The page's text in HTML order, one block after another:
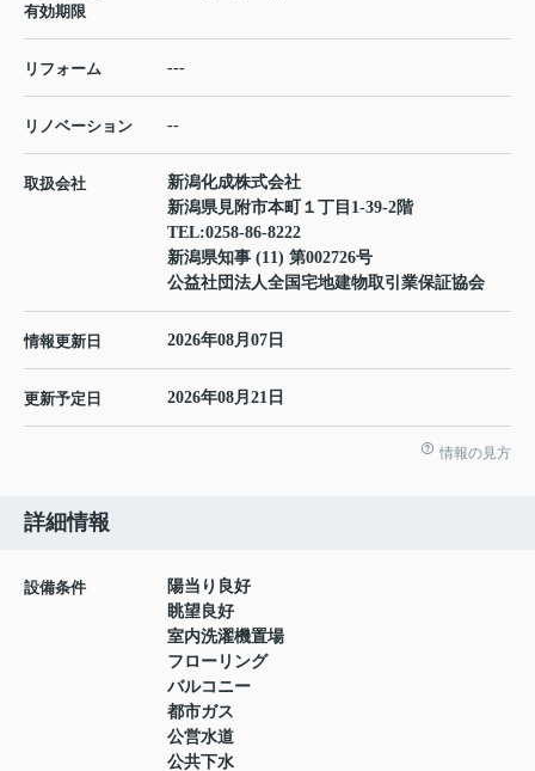
有効期限
リフォーム ---
リノベーション --
取扱会社
新潟化成株式会社
新潟県見附市本町１丁目1-39-2階
TEL:0258-86-8222
新潟県知事 (11) 第002726号
公益社団法人全国宅地建物取引業保証協会
情報更新日 2026年08月07日
更新予定日 2026年08月21日
情報の見方
詳細情報
設備条件
陽当り良好
眺望良好
室内洗濯機置場
フローリング
バルコニー
都市ガス
公営水道
公共下水